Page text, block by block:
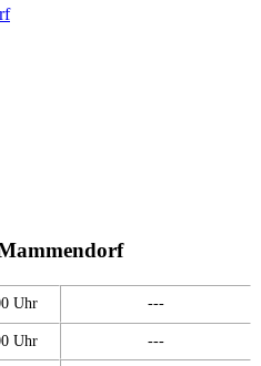
Uhr ---
Uhr ---